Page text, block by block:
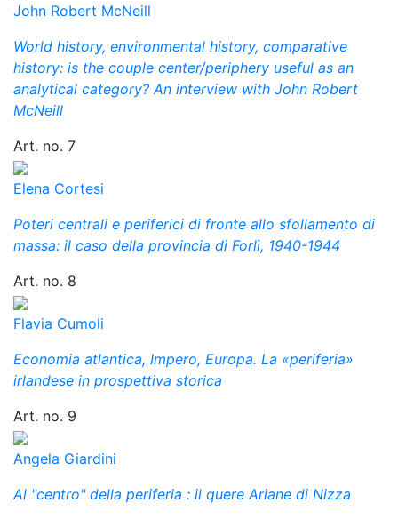
John Robert McNeill
World history, environmental history, comparative
history: is the couple center/periphery useful as an
analytical category? An interview with John Robert
McNeill
Art. no. 7
Elena Cortesi
Poteri centrali e periferici di fronte allo sfollamento di
massa: il caso della provincia di Forlì, 1940-1944
Art. no. 8
Flavia Cumoli
Economia atlantica, Impero, Europa. La «periferia»
irlandese in prospettiva storica
Art. no. 9
Angela Giardini
Al "centro" della periferia : il quere Ariane di Nizza